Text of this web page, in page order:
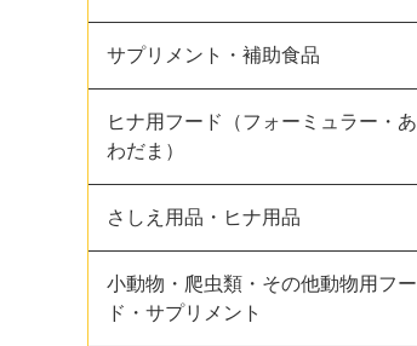
サプリメント・補助食品
ヒナ用フード（フォーミュラー・あ
わだま）
さしえ用品・ヒナ用品
小動物・爬虫類・その他動物用フー
ド・サプリメント